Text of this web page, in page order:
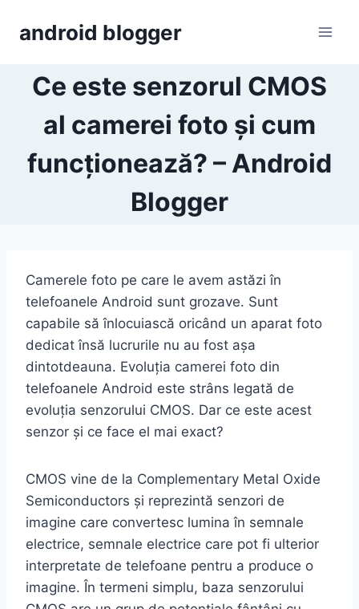
android blogger
Ce este senzorul CMOS
al camerei foto și cum
funcționează? – Android
Blogger
Camerele foto pe care le avem astăzi în
telefoanele Android sunt grozave. Sunt
capabile să înlocuiască oricând un aparat foto
dedicat însă lucrurile nu au fost așa
dintotdeauna. Evoluția camerei foto din
telefoanele Android este strâns legată de
evoluția senzorului CMOS. Dar ce este acest
senzor și ce face el mai exact?
CMOS vine de la Complementary Metal Oxide
Semiconductors și reprezintă senzori de
imagine care convertesc lumina în semnale
electrice, semnale electrice care pot fi ulterior
interpretate de telefoane pentru a produce o
imagine. În termeni simplu, baza senzorului